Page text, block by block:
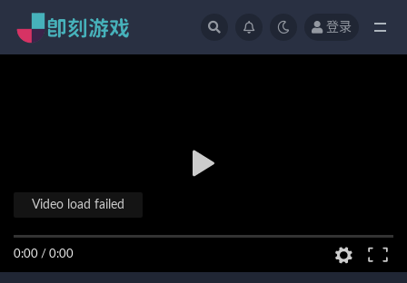
登录
0:00 / 0:00
Video load failed